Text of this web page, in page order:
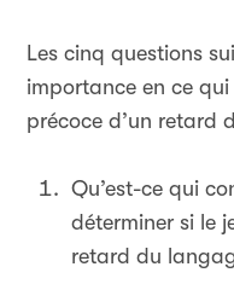
Les cinq questions
importance en ce
précoce d’un retard
Qu’est-ce qui
déterminer si le
retard du